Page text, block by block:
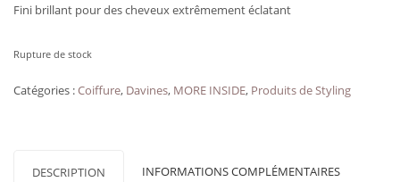
Fini brillant pour des cheveux extrêmement éclatant
Rupture de stock
Catégories :Coiffure, Davines, MORE INSIDE, Produits de Styling
DESCRIPTION INFORMATIONS COMPLÉMENTAIRES